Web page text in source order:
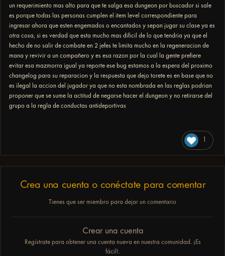
un requerimiento mas alto para que te salga esa dungeon por buscador si sale
es porque todas las personas cumplen el item level correspondiente para
ingresar ahora que esten engemados o encantados y sepan jugar su clase ya es
otra cosa, si es verdad que esta mucho mas dificil de lo que tendria ya que el
hecho de no salir de combate en 2 jefes te limita mucho en la regeneracion de
mana y revivir a un compañero y es esa razon por la cual la gente prefiere
evitar esa mazmorra igual ya reporte ese bug estamos a la espera del proximo
changelog para su reparacion y la respuesta que dejo torete es en base que no
es ilegal la accion del jugador ya que no esta nombrada en las reglas podrian
proponer que se sume la actitud de negarse hacer el dungeon y no retirarse del
grupo a la regla de conductas antideportivas
1
Crea una cuenta o conéctate para comentar
Tienes que ser miembro para dejar un comentario
Crear una cuenta
Regístrate para obtener una cuenta nueva en nuestra comunidad. ¡Es
fácil!.